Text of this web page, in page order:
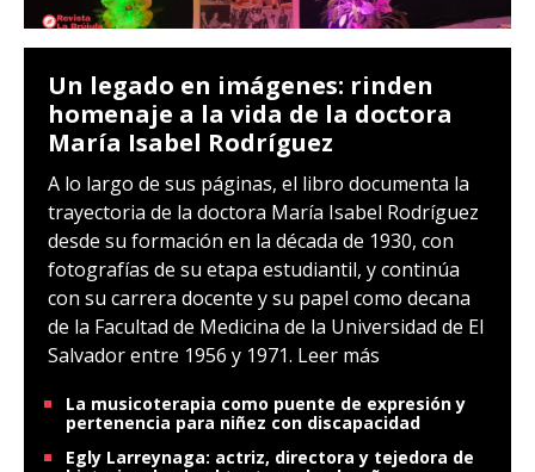
Un legado en imágenes: rinden
homenaje a la vida de la doctora
María Isabel Rodríguez
A lo largo de sus páginas, el libro documenta la
trayectoria de la doctora María Isabel Rodríguez
desde su formación en la década de 1930, con
fotografías de su etapa estudiantil, y continúa
con su carrera docente y su papel como decana
de la Facultad de Medicina de la Universidad de El
Salvador entre 1956 y 1971. Leer más
La musicoterapia como puente de expresión y
pertenencia para niñez con discapacidad
Egly Larreynaga: actriz, directora y tejedora de